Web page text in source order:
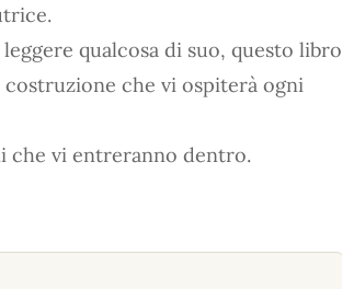
qualcosa di suo, questo libro
che vi ospiterà ogni
che vi entreranno dentro.